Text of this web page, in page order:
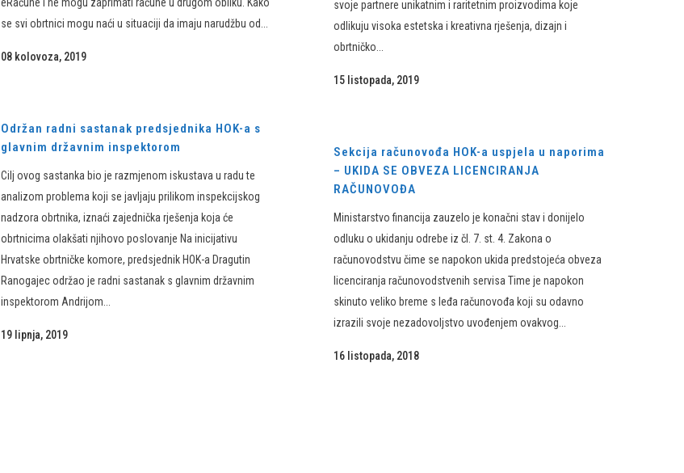
svoje partnere unikatnim i raritetnim proizvodima koje
odlikuju visoka estetska i kreativna rješenja, dizajn i
obrtničko...
15 listopada, 2019
se svi obrtnici mogu naći u situaciji da imaju narudžbu od...
08 kolovoza, 2019
Održan radni sastanak predsjednika HOK-a s
glavnim državnim inspektorom
Cilj ovog sastanka bio je razmjenom iskustava u radu te
analizom problema koji se javljaju prilikom inspekcijskog
nadzora obrtnika, iznaći zajednička rješenja koja će
obrtnicima olakšati njihovo poslovanje Na inicijativu
Hrvatske obrtničke komore, predsjednik HOK-a Dragutin
Ranogajec održao je radni sastanak s glavnim državnim
inspektorom Andrijom...
19 lipnja, 2019
Sekcija računovođa HOK-a uspjela u naporima
– UKIDA SE OBVEZA LICENCIRANJA
RAČUNOVOĐA
Ministarstvo financija zauzelo je konačni stav i donijelo
odluku o ukidanju odrebe iz čl. 7. st. 4. Zakona o
računovodstvu čime se napokon ukida predstojeća obveza
licenciranja računovodstvenih servisa Time je napokon
skinuto veliko breme s leđa računovođa koji su odavno
izrazili svoje nezadovoljstvo uvođenjem ovakvog...
16 listopada, 2018